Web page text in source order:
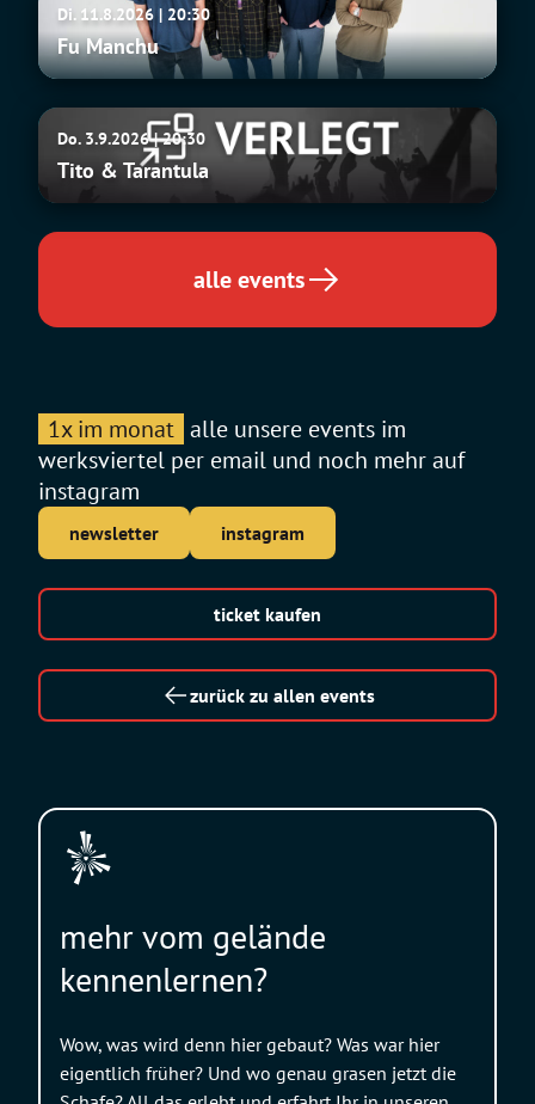
Manchu
Di. 11.8.2026 | 20:30
Fu Manchu
Tito
Tarantula
Do. 3.9.2026 | 20:30
Tito & Tarantula
alle events
1x im monat alle unsere events im
werksviertel per email und noch mehr auf
instagram
newsletter instagram
ticket kaufen
zurück zu allen events
mehr vom gelände
kennenlernen?
Wow, was wird denn hier gebaut? Was war hier
eigentlich früher? Und wo genau grasen jetzt die